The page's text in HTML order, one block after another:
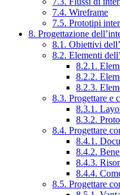
7.4. Wireframe
7.5. Prototipi
8. Progettazione
8.1. Obiettivi
8.2. Elementi
8.2.1.
8.2.2.
8.2.3.
8.3. Progettare e
8.3.1.
8.3.2.
8.4. Progettare
8.4.1.
8.4.2.
8.4.3.
8.4.4.
8.5. Progettare